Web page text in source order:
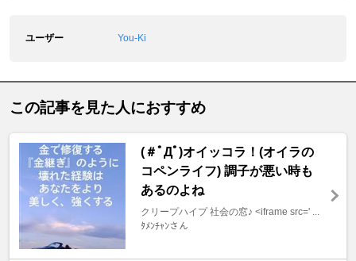
ユーザー You-Ki
この記事を見た人におすすめ
(＃ﾟДﾟ)オイッコラ！(オイラの
コペンライフ) 調子が悪い時も
あるのよね
クリープハイプ 社会の窓♪ <iframe src=' ...
ﾀﾒﾝﾁｬﾝさん